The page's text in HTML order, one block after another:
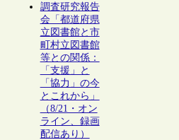
調査研究報告
会「都道府県
立図書館と市
町村立図書館
等との関係：
「支援」と
「協力」の今
とこれから」
（8/21・オン
ライン、録画
配信あり）